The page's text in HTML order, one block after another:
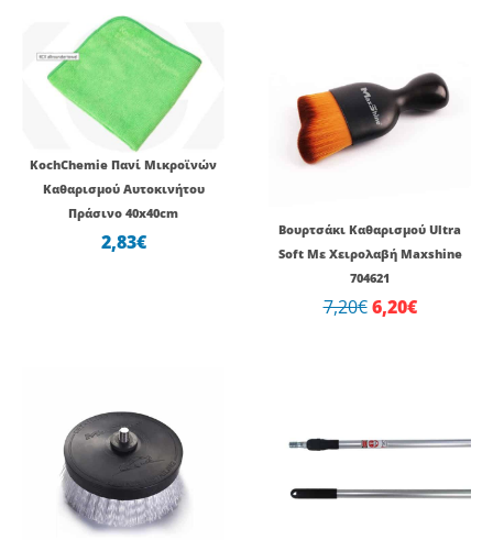
KochChemie Πανί Μικροϊνών
Καθαρισμού Αυτοκινήτου
Πράσινο 40x40cm
2,83€
Βουρτσάκι Καθαρισμού Ultra
Soft Με Χειρολαβή Maxshine
704621
7,20€
was:
7,20€.
6,20€
τιμή
είναι:
price
was:
14,88€.
τιμή
είναι:
9,67€.
was: τιμή